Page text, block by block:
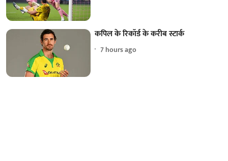
कपिल के रिकॉर्ड के करीब स्टार्क
7 hours ago